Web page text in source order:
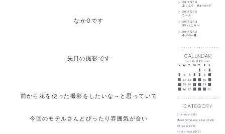
なかGです
先日の撮影です
前から花を使った撮影をしたいな～と思っていて
今回のモデルさんとぴったり雰囲気が合い
2017/2/ 8
楽しんで 気をつけて
2017/2/ 5
うーん
2017/2/ 4
深いところへ
2017/2/ 2
今月の一冊。
Nov ｜Dec2016｜ Jan
S M T W T F
S
2
3
5 6 7 9
10
12 13 14 15 16
17
18
19 20 21 22 23
24
26 27 31
Chemical(38)
MonthlySawanobori(129)
Othere(209)
Photo-nakaG(5)